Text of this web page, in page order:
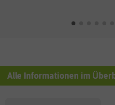
Alle Informationen im